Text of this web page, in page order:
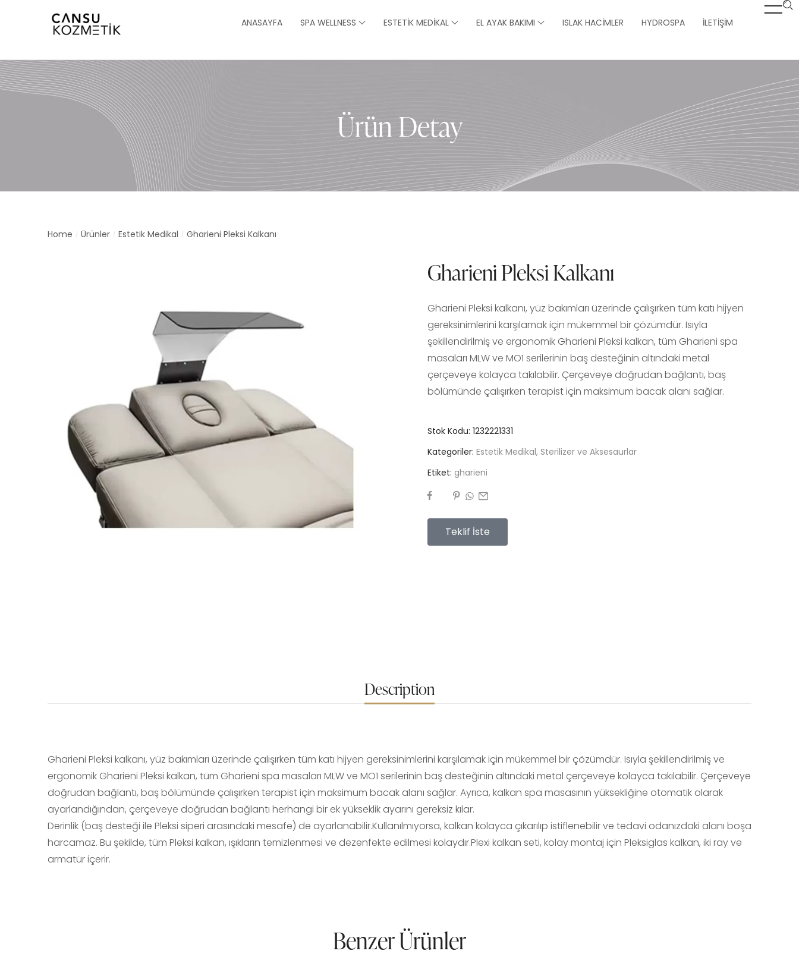
ANASAYFA SPA WELLNESS ESTETIK MEDIKAL EL AYAK BAKIMI ISLAK HACIMLER HYDROSPA İLETIŞIM
Ürün Detay
Home / Ürünler / Estetik Medikal / Gharieni Pleksi Kalkanı
Gharieni Pleksi Kalkanı
Gharieni Pleksi kalkanı, yüz bakımları üzerinde çalışırken tüm katı hijyen
gereksinimlerini karşılamak için mükemmel bir çözümdür. Isıyla
şekillendirilmiş ve ergonomik Gharieni Pleksi kalkan, tüm Gharieni spa
masaları MLW ve MO1 serilerinin baş desteğinin altındaki metal
çerçeveye kolayca takılabilir. Çerçeveye doğrudan bağlantı, baş
bölümünde çalışırken terapist için maksimum bacak alanı sağlar.
Stok Kodu: 1232221331
Kategoriler: Estetik Medikal, Sterilizer ve Aksesaurlar
Etiket: gharieni
Teklif İste
Description
Gharieni Pleksi kalkanı, yüz bakımları üzerinde çalışırken tüm katı hijyen gereksinimlerini karşılamak için mükemmel bir çözümdür. Isıyla şekillendirilmiş ve
ergonomik Gharieni Pleksi kalkan, tüm Gharieni spa masaları MLW ve MO1 serilerinin baş desteğinin altındaki metal çerçeveye kolayca takılabilir. Çerçeveye
doğrudan bağlantı, baş bölümünde çalışırken terapist için maksimum bacak alanı sağlar. Ayrıca, kalkan spa masasının yüksekliğine otomatik olarak
ayarlandığından, çerçeveye doğrudan bağlantı herhangi bir ek yükseklik ayarını gereksiz kılar.
Derinlik (baş desteği ile Pleksi siperi arasındaki mesafe) de ayarlanabilir.Kullanılmıyorsa, kalkan kolayca çıkarılıp istiflenebilir ve tedavi odanızdaki alanı boşa
harcamaz. Bu şekilde, tüm Pleksi kalkan, ışıkların temizlenmesi ve dezenfekte edilmesi kolaydır.Plexi kalkan seti, kolay montaj için Pleksiglas kalkan, iki ray ve
armatür içerir.
Benzer Ürünler